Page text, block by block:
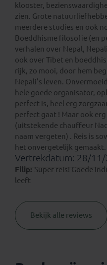
klooster,
zien. Grote
meerdere studies en ook
Boeddhisme filosofie (en
verhalen over Nepal,
ook over Tibet en
rijk, zo mooi, door hem
Nepali's leven.
hele goede organisator,
perfect is, heel erg
perfect gaat ! Maar ook
(uitstekende chauffeur
naam vergeten) . Reis is
het onvergetelijk gemaakt.
Vertrekdatum: 28/
Filip: Super reis! Goede
leeft
Bekijk alle reviews